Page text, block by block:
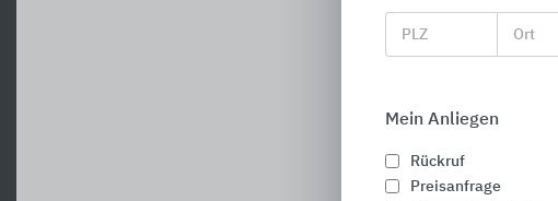
PLZ Ort
Mein Anliegen
Rückruf
Preisanfrage